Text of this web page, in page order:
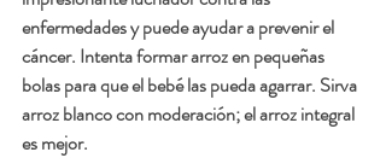
enfermedades y puede ayudar a prevenir el
cáncer. Intenta formar arroz en pequeñas
bolas para que el bebé las pueda agarrar. Sirva
arroz blanco con moderación; el arroz integral
es mejor.